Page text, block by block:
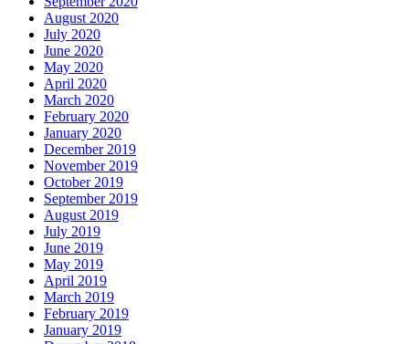
August 2020
July 2020
June 2020
May 2020
April 2020
March 2020
February 2020
January 2020
December 2019
November 2019
October 2019
September 2019
August 2019
July 2019
June 2019
May 2019
April 2019
March 2019
February 2019
January 2019